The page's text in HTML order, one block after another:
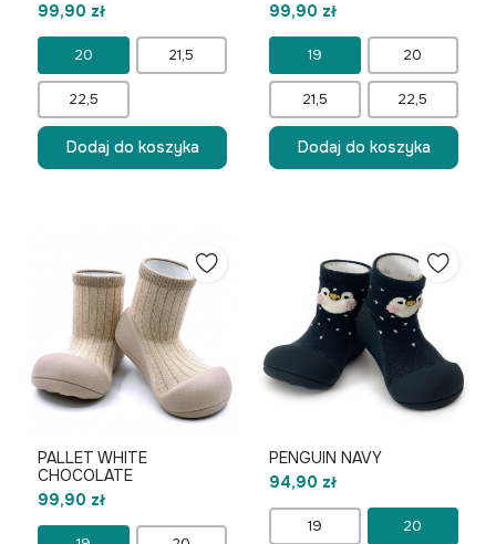
99,90 zł
20 21,5
22,5
Dodaj do koszyka
99,90 zł
19 20
21,5 22,5
Dodaj do koszyka
PALLET WHITE
CHOCOLATE
99,90 zł
PENGUIN NAVY
94,90 zł
19 20